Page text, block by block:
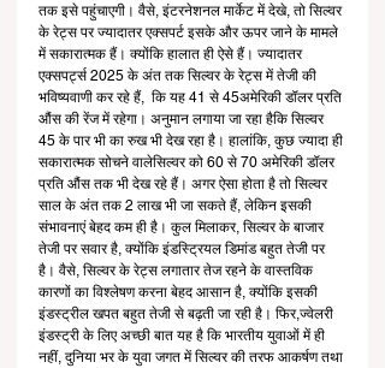
तक इसे पहुंचाएगी। वैसे, इंटरनेशनल मार्केट में देखे, तो सिल्वर
के रेट्स पर ज्यादातर एक्सपर्ट इसके और ऊपर जाने के मामले
में सकारात्मक हैं। क्योंकि हालात ही ऐसे हैं। ज्यादातर
एक्सपर्ट्स 2025 के अंत तक सिल्वर के रेट्स में तेजी की
भविष्यवाणी कर रहे हैं,  कि यह 41 से 45अमेरिकी डॉलर प्रति
औंस की रेंज में रहेगा। अनुमान लगाया जा रहा हैकि सिल्वर
45 के पार भी का रुख भी देख रहा है। हालांकि, कुछ ज्यादा ही
सकारात्मक सोचने वालेसिल्वर को 60 से 70 अमेरिकी डॉलर
प्रति औंस तक भी देख रहे हैं। अगर ऐसा होता है तो सिल्वर
साल के अंत तक 2 लाख भी जा सकते हैं, लेकिन इसकी
संभावनाएं बेहद कम ही है। कुल मिलाकर, सिल्वर के बाजार
तेजी पर सवार है, क्योंकि इंडस्ट्रियल डिमांड बहुत तेजी पर
है। वैसे, सिल्वर के रेट्स लगातार तेज रहने के वास्तविक
कारणों का विश्लेषण करना बेहद आसान है, क्योंकि इसकी
इंडस्ट्रील खपत बहुत तेजी से बढ़ती जा रही है। फिर,ज्वेलरी
इंडस्ट्री के लिए अच्छी बात यह है कि भारतीय युवाओं में ही
नहीं, दुनिया भर के युवा जगत में सिल्वर की तरफ आकर्षण तथा